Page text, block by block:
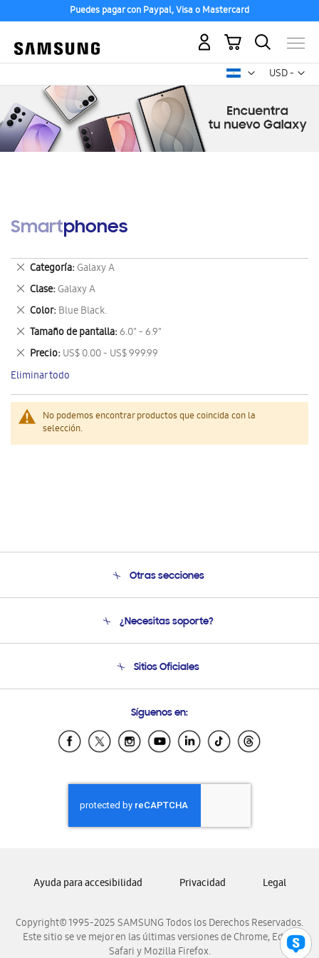
Puedes pagar con Paypal, Visa o Mastercard
USD -
dólar
Mi carrito
Smartphones
No podemos encontrar productos que coincida con la
selección.
Categoría Galaxy A
Eliminar
este
artículo
Clase Galaxy A
Eliminar
este
artículo
Color Blue Black.
Eliminar
este
artículo
Tamaño de pantalla 6.0" - 6.9"
Eliminar
este
artículo
Precio US$ 0.00 - US$ 999.99
Eliminar
este
artículo
Eliminar todo
Otras secciones
Soporte
¿Necesitas soporte?
Soporte vía eMail
Sitios Oficiales
Samsung Ecuador
Samsung El Salvador
Samsung Honduras
Samsung Nicaragua
Samsung Panamá
Samsung Venezuela
Síguenos en:
Copyright© 1995-2025 SAMSUNG Todos los Derechos Reservados.
Este sitio se ve mejor en las últimas versiones de Chrome, Edge,
Safari y Mozilla Firefox.
Ayuda para accesibilidad Privacidad Legal